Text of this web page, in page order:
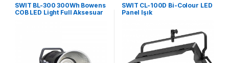
SWIT BL-300 300Wh Bowens
COB LED Light Full Aksesuar
SWIT CL-100D Bi-Colour LED
Panel Işık